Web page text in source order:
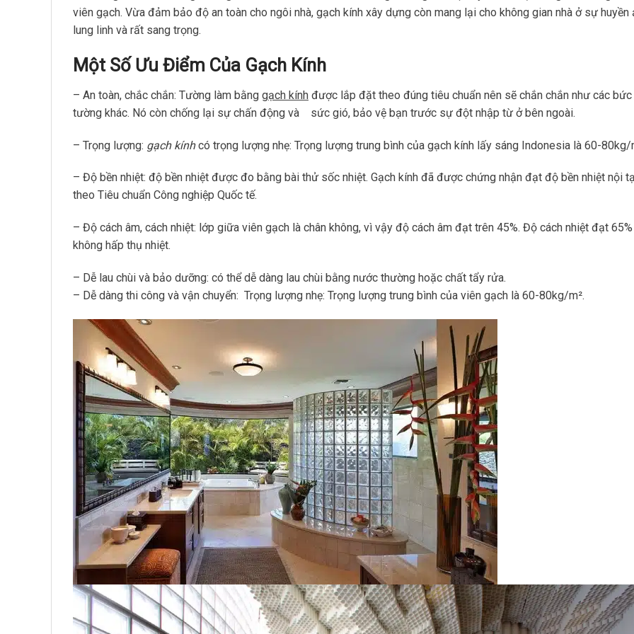
viên gạch. Vừa đảm bảo độ an toàn cho ngôi nhà, gạch kính xây dựng còn mang lại cho không gian nhà ở sự huyền
lung linh và rất sang trọng.
Một Số Ưu Điểm Của Gạch Kính
– An toàn, chắc chắn: Tường làm bằng gạch kính được lắp đặt theo đúng tiêu chuẩn nên sẽ chắn chắn như các bức
tường khác. Nó còn chống lại sự chấn động và sức gió, bảo vệ bạn trước sự đột nhập từ ở bên ngoài.
– Trọng lượng: gạch kínhcó trọng lượng nhẹ: Trọng lượng trung bình của gạch kính lấy sáng Indonesia là 60-80kg/
– Độ bền nhiệt: độ bền nhiệt được đo bằng bài thử sốc nhiệt. Gạch kính đã được chứng nhận đạt độ bền nhiệt nội
theo Tiêu chuẩn Công nghiệp Quốc tế.
– Độ cách âm, cách nhiệt: lớp giữa viên gạch là chân không, vì vậy độ cách âm đạt trên 45%. Độ cách nhiệt đạt
không hấp thụ nhiệt.
– Dễ lau chùi và bảo dưỡng: có thể dễ dàng lau chùi bằng nước thường hoặc chất tẩy rửa.
– Dễ dàng thi công và vận chuyển: Trọng lượng nhẹ: Trọng lượng trung bình của viên gạch là 60-80kg/m².